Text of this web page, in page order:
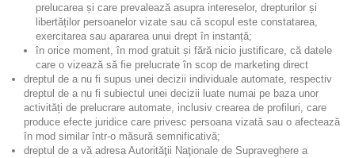
prelucarea și care prevalează asupra intereselor, drepturilor și
libertăților persoanelor vizate sau că scopul este constatarea,
exercitarea sau apararea unui drept în instanță;
în orice moment, în mod gratuit și fără nicio justificare, că datele
care o vizează să fie prelucrate în scop de marketing direct
dreptul de a nu fi supus unei decizii individuale automate, respectiv
dreptul de a nu fi subiectul unei decizii luate numai pe baza unor
activități de prelucrare automate, inclusiv crearea de profiluri, care
produce efecte juridice care privesc persoana vizată sau o afectează
în mod similar într-o măsură semnificativă;
dreptul de a vă adresa Autorităţii Naţionale de Supraveghere a